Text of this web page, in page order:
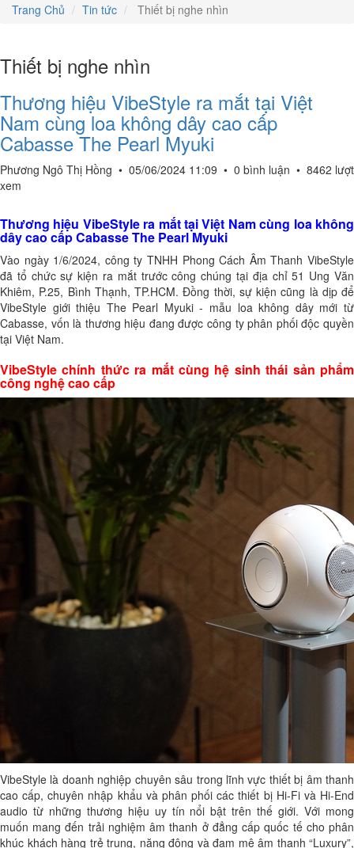
Trang Chủ
Tin tức Thiết bị nghe nhìn
Thiết bị nghe nhìn
Thương hiệu VibeStyle ra mắt tại Việt
Nam cùng loa không dây cao cấp
Cabasse The Pearl Myuki
Phương Ngô Thị Hồng • 05/06/2024 11:09 • 0 bình luận • 8462 lượt
xem
Thương hiệu VibeStyle ra mắt tại Việt Nam cùng loa không
dây cao cấp Cabasse The Pearl Myuki
Vào ngày 1/6/2024, công ty TNHH Phong Cách Âm Thanh VibeStyle
đã tổ chức sự kiện ra mắt trước công chúng tại địa chỉ 51 Ung Văn
Khiêm, P.25, Bình Thạnh, TP.HCM. Đồng thời, sự kiện cũng là dịp để
VibeStyle giới thiệu The Pearl Myuki - mẫu loa không dây mới từ
Cabasse, vốn là thương hiệu đang được công ty phân phối độc quyền
tại Việt Nam.
VibeStyle chính thức ra mắt cùng hệ sinh thái sản phẩm
công nghệ cao cấp
VibeStyle là doanh nghiệp chuyên sâu trong lĩnh vực thiết bị âm thanh
cao cấp, chuyên nhập khẩu và phân phối các thiết bị Hi-Fi và Hi-End
audio từ những thương hiệu uy tín nổi bật trên thế giới. Với mong
muốn mang đến trải nghiệm âm thanh ở đẳng cấp quốc tế cho phân
khúc khách hàng trẻ trung, năng động và đam mê âm thanh “Luxury”,